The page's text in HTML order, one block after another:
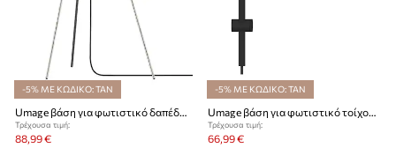
-5% ΜΕ ΚΩΔΙΚΟ: TAN
Umage βάση για φωτιστικό δαπέδου Tripos Floor
Τρέχουσα τιμή:
88,99 €
-5% ΜΕ ΚΩΔΙΚΟ: TAN
Umage βάση για φωτιστικό τοίχου Willow Mini Wall Hanger
Τρέχουσα τιμή:
66,99 €